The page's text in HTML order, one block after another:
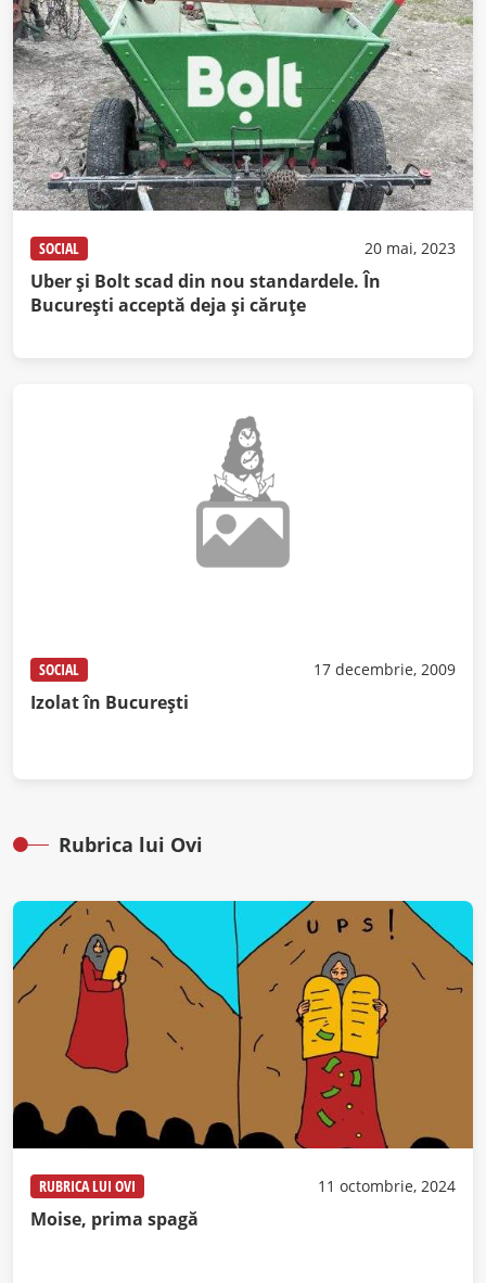
SOCIAL 20 mai, 2023
Uber şi Bolt scad din nou standardele. În
Bucureşti acceptă deja şi căruţe
SOCIAL 17 decembrie, 2009
Izolat în Bucureşti
Rubrica lui Ovi
RUBRICA LUI OVI 11 octombrie, 2024
Moise, prima spagă